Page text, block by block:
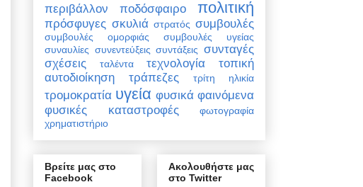
περιβάλλον ποδόσφαιρο πολιτική
πρόσφυγες σκυλιά στρατός συμβουλές
συμβουλές ομορφιάς
συμβουλές υγείας
συναυλίες συνεντεύξεις συντάξεις συνταγές
σχέσεις
ταλέντα τεχνολογία
τοπική
αυτοδιοίκηση
τράπεζες τρίτη ηλικία
τρομοκρατία υγεία φυσικά φαινόμενα
φυσικές καταστροφές
φωτογραφία
χρηματιστήριο
Βρείτε μας στο
Facebook
Ακολουθήστε μας
στο Twitter